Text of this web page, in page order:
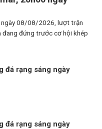
ngày 08/08/2026, lượt trận
đang đứng trước cơ hội khép
đá rạng sáng ngày
đá rạng sáng ngày